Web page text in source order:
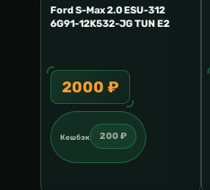
Ford S-Max 2.0 ESU-312
6G91-12K532-JG TUN E2
2000 ₽
Кешбэк 200 ₽